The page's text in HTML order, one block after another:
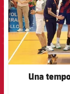
Una